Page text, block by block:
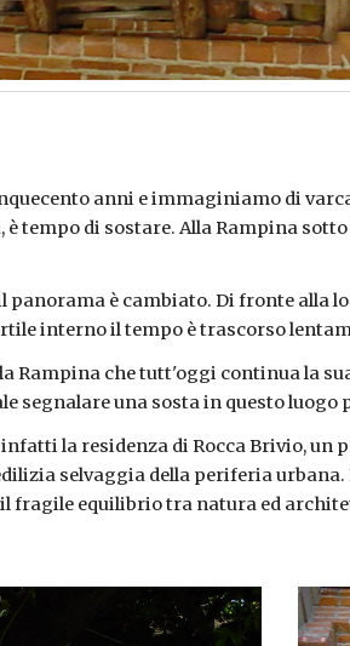
anni e immaginiamo di
tempo di sostare. Alla Rampina
è cambiato. Di fronte alla
interno il tempo è trascorso
Rampina che tutt'oggi continua la
una sosta in questo luogo
la residenza di Rocca Brivio,
selvaggia della periferia
fragile equilibrio tra natura ed